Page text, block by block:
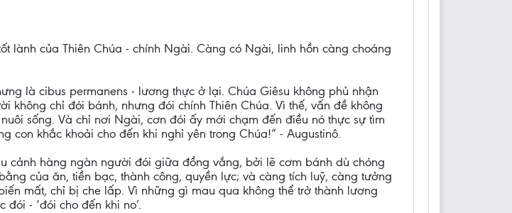
lành của Thiên Chúa - chính Ngài. Càng có Ngài, linh hồn càng choáng
là cibus permanens - lương thực ở lại. Chúa Giêsu không phủ nhận
không chỉ đói bánh, nhưng đói chính Thiên Chúa. Vì thế, vấn đề không
sống. Và chỉ nơi Ngài, cơn đói ấy mới chạm đến điều nó thực sự tìm
con khắc khoải cho đến khi nghỉ yên trong Chúa!” - Augustinô.
cảnh hàng ngàn người đói giữa đồng vắng, bởi lẽ cơm bánh dù chóng
của ăn, tiền bạc, thành công, quyền lực; và càng tích luỹ, càng tưởng
mất, chỉ bị che lấp. Vì những gì mau qua không thể trở thành lương
- ‘đói cho đến khi no’.